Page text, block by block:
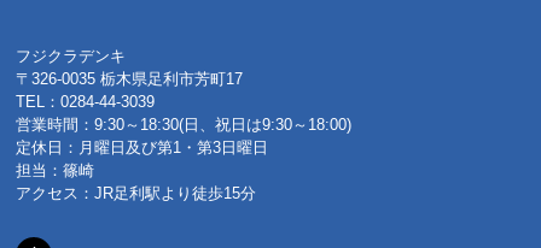
フジクラデンキ
〒326-0035 栃木県足利市芳町17
TEL：0284-44-3039
営業時間：9:30～18:30(日、祝日は9:30～18:00)
定休日：月曜日及び第1・第3日曜日
担当：篠崎
アクセス：JR足利駅より徒歩15分